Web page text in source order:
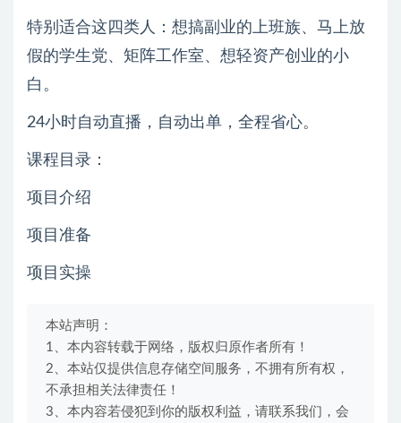
特别适合这四类人：想搞副业的上班族、马上放
假的学生党、矩阵工作室、想轻资产创业的小
白。
24小时自动直播，自动出单，全程省心。
课程目录：
项目介绍
项目准备
项目实操
本站声明：
1、本内容转载于网络，版权归原作者所有！
2、本站仅提供信息存储空间服务，不拥有所有权，
不承担相关法律责任！
3、本内容若侵犯到你的版权利益，请联系我们，会